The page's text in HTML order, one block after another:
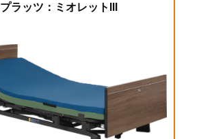
プラッツ：ミオレットIII